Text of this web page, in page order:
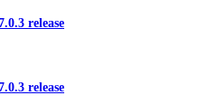
release
release